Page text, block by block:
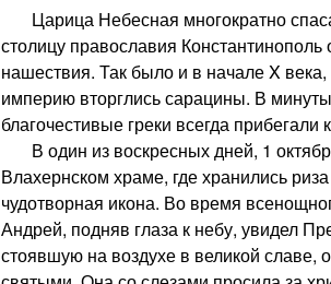
Царица Небесная многократно
столицу православия Константинополь
нашествия. Так было и в начале X века,
империю вторглись сарацины. В
благочестивые греки всегда
В один из воскресных дней, 1
Влахернском храме, где хранились
чудотворная икона. Во время
Андрей, подняв глаза к небу, увидел
стоявшую на воздухе в великой славе,